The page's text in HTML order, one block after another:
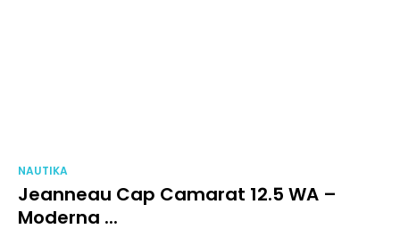
NAUTIKA
Jeanneau Cap Camarat 12.5 WA –
Moderna ...